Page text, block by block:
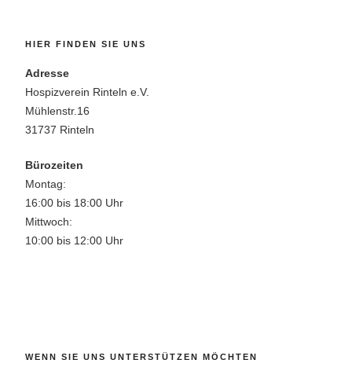
HIER FINDEN SIE UNS
Adresse
Hospizverein Rinteln e.V.
Mühlenstr.16
31737 Rinteln
Bürozeiten
Montag:
16:00 bis 18:00 Uhr
Mittwoch:
10:00 bis 12:00 Uhr
WENN SIE UNS UNTERSTÜTZEN MÖCHTEN